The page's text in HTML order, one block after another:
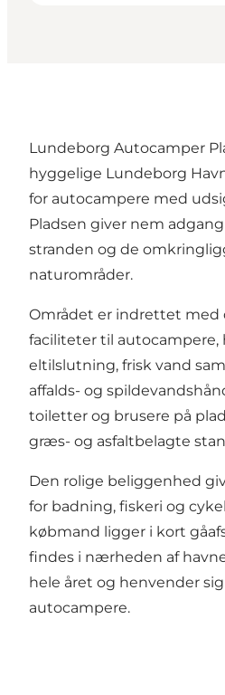
Lundeborg Autocamper
hyggelige Lundeborg
for autocampere med
Pladsen giver nem
stranden og de
naturområder.
Området er indrettet med
faciliteter til autocampere,
eltilslutning, frisk vand
affalds- og
toiletter og brusere på
græs- og asfaltbelagte
Den rolige beliggenhed
for badning, fiskeri og
købmand ligger i kort
findes i nærheden af
hele året og henvender
autocampere.